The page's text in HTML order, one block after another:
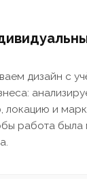
дизайн с
локацию и
работа